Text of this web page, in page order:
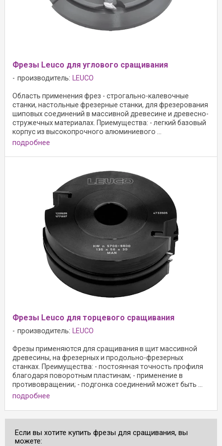
Фрезы Leuco для углового сращивания
производитель: LEUCO
Область применения фрез - строгально-калевочные
станки, настольные фрезерные станки, для фрезерования
шиповых соединений в массивной древесине и древесно-
стружечных материалах. Приемущества: - легкий базовый
корпус из высокопрочного алюминиевого ...
подробнее
Фрезы Leuco для торцевого сращивания
производитель: LEUCO
Фрезы применяются для сращивания в щит массивной
древесины, на фрезерных и продольно-фрезерных
станках. Преимущества: - постоянная точность профиля
благодаря поворотным пластинам; - применение в
противовращении; - подгонка соединений может быть ...
подробнее
Если вы хотите купить фрезы для сращивания, вы
можете: